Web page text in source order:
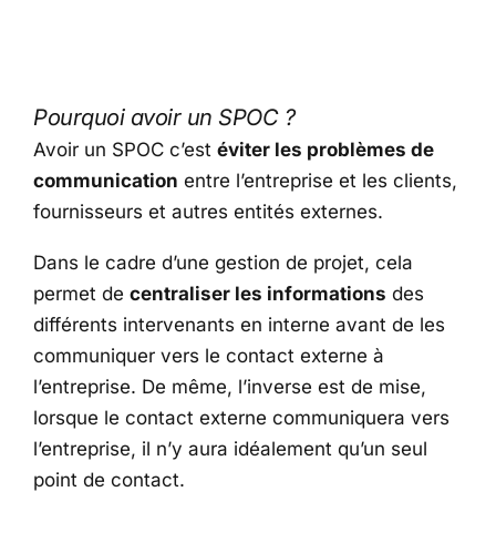
Pourquoi avoir un SPOC ?
Avoir un SPOC c’est éviter les problèmes de
communication entre l’entreprise et les clients,
fournisseurs et autres entités externes.
Dans le cadre d’une gestion de projet, cela
permet de centraliser les informations des
différents intervenants en interne avant de les
communiquer vers le contact externe à
l’entreprise. De même, l’inverse est de mise,
lorsque le contact externe communiquera vers
l’entreprise, il n’y aura idéalement qu’un seul
point de contact.